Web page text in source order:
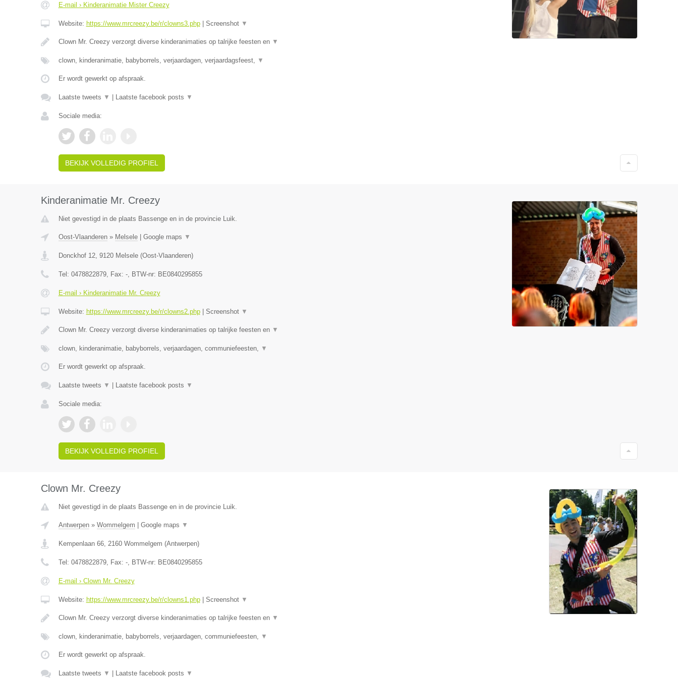
E-mail › Kinderanimatie Mister Creezy
Website: https://www.mrcreezy.be/r/clowns3.php| Screenshot ▼
Clown Mr. Creezy verzorgt diverse kinderanimaties op talrijke feesten en ▼
clown, kinderanimatie, babyborrels, verjaardagen, verjaardagsfeest, ▼
Er wordt gewerkt op afspraak.
Laatste tweets ▼ Laatste facebook posts ▼
Sociale media:
BEKIJK VOLLEDIG PROFIEL
Kinderanimatie Mr. Creezy
Niet gevestigd in de plaats Bassenge en in de provincie Luik.
Oost-Vlaanderen» Melsele| Google maps ▼
Donckhof 12, 9120 Melsele(Oost-Vlaanderen)
Tel: 0478822879, Fax: -, BTW-nr: BE0840295855
E-mail › Kinderanimatie Mr. Creezy
Website: https://www.mrcreezy.be/r/clowns2.php| Screenshot ▼
Clown Mr. Creezy verzorgt diverse kinderanimaties op talrijke feesten en ▼
clown, kinderanimatie, babyborrels, verjaardagen, communiefeesten, ▼
Er wordt gewerkt op afspraak.
Laatste tweets ▼ Laatste facebook posts ▼
Sociale media:
BEKIJK VOLLEDIG PROFIEL
Clown Mr. Creezy
Niet gevestigd in de plaats Bassenge en in de provincie Luik.
Antwerpen» Wommelgem Google maps ▼
Kempenlaan 66, 2160 Wommelgem (Antwerpen)
Tel: 0478822879, Fax: -, BTW-nr: BE0840295855
E-mail › Clown Mr. Creezy
Website: https://www.mrcreezy.be/r/clowns1.php| Screenshot ▼
Clown Mr. Creezy verzorgt diverse kinderanimaties op talrijke feesten en ▼
clown, kinderanimatie, babyborrels, verjaardagen, communiefeesten, ▼
Er wordt gewerkt op afspraak.
Laatste tweets ▼ Laatste facebook posts ▼